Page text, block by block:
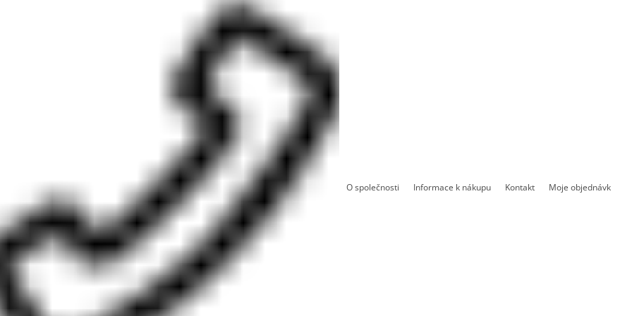
O společnosti Informace k nákupu Kontakt Moje objednávka